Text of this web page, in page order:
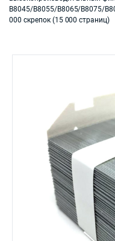
B8045/B8055/B8065/B8075/
000 скрепок (15 000 страниц)